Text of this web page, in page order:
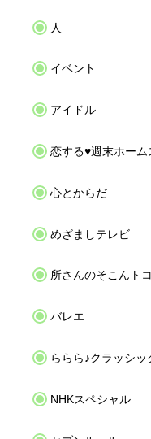
人
イベント
アイドル
恋する♥週末ホーム
心とからだ
めざましテレビ
所さんのそこんト
バレエ
ららら♪クラッシッ
NHKスペシャル